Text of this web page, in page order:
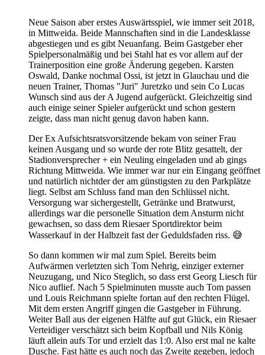
Neue Saison aber erstes Auswärtsspiel, wie immer seit 2018,
in Mittweida. Beide Mannschaften sind in die Landesklasse
abgestiegen und es gibt Neuanfang. Beim Gastgeber eher
Spielpersonalmäßig und bei Stahl hat es vor allem auf der
Trainerposition eine große Änderung gegeben. Karsten
Oswald, Danke nochmal Ossi, ist jetzt in Glauchau und die
neuen Trainer, Thomas "Juri" Juretzko und sein Co Lucas
Wunsch sind aus der A Jugend aufgerückt. Gleichzeitig sind
auch einige seiner Spieler aufgerückt und schon gestern
zeigte, dass man nicht genug davon haben kann.
Der Ex Aufsichtsratsvorsitzende bekam von seiner Frau
keinen Ausgang und so wurde der rote Blitz gesattelt, der
Stadionversprecher + ein Neuling eingeladen und ab gings
Richtung Mittweida. Wie immer war nur ein Eingang geöffnet
und natürlich nichtder der am günstigsten zu den Parkplätze
liegt. Selbst am Schluss fand man den Schlüssel nicht.
Versorgung war sichergestellt, Getränke und Bratwurst,
allerdings war die personelle Situation dem Ansturm nicht
gewachsen, so dass dem Riesaer Sportdirektor beim
Wasserkauf in der Halbzeit fast der Geduldsfaden riss. 😅
So dann kommen wir mal zum Spiel. Bereits beim
Aufwärmen verletzten sich Tom Nehrig, einziger externer
Neuzugang, und Nico Steglich, so dass erst Georg Liesch für
Nico auflief. Nach 5 Spielminuten musste auch Tom passen
und Louis Reichmann spielte fortan auf den rechten Flügel.
Mit dem ersten Angriff gingen die Gastgeber in Führung.
Weiter Ball aus der eigenen Hälfte auf gut Glück, ein Riesaer
Verteidiger verschätzt sich beim Kopfball und Nils König
läuft allein aufs Tor und erzielt das 1:0. Also erst mal ne kalte
Dusche. Fast hätte es auch noch das Zweite gegeben, jedoch